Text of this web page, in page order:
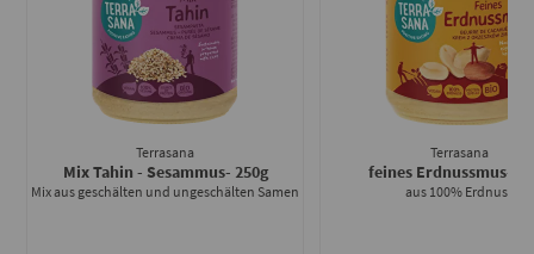
Terrasana
Mix Tahin - Sesammus- 250g
Mix aus geschälten und ungeschälten Samen
Terrasana
feines Erdnussmus-
aus 100% Erdnuss